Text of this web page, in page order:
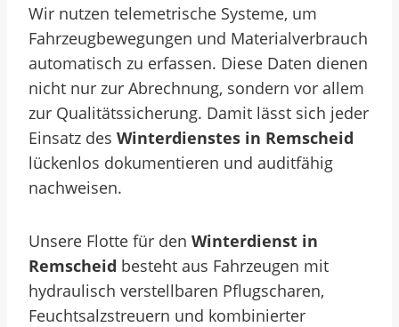
Wir nutzen telemetrische Systeme, um
Fahrzeugbewegungen und Materialverbrauch
automatisch zu erfassen. Diese Daten dienen
nicht nur zur Abrechnung, sondern vor allem
zur Qualitätssicherung. Damit lässt sich jeder
Einsatz des Winterdienstes in Remscheid
lückenlos dokumentieren und auditfähig
nachweisen.
Unsere Flotte für den Winterdienst in
Remscheid besteht aus Fahrzeugen mit
hydraulisch verstellbaren Pflugscharen,
Feuchtsalzstreuern und kombinierter